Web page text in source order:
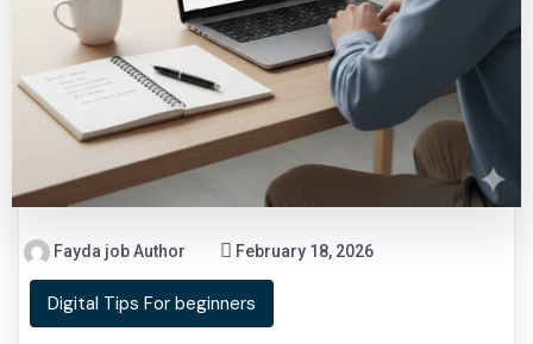
Fayda job Author February 18, 2026
Digital Tips For beginners